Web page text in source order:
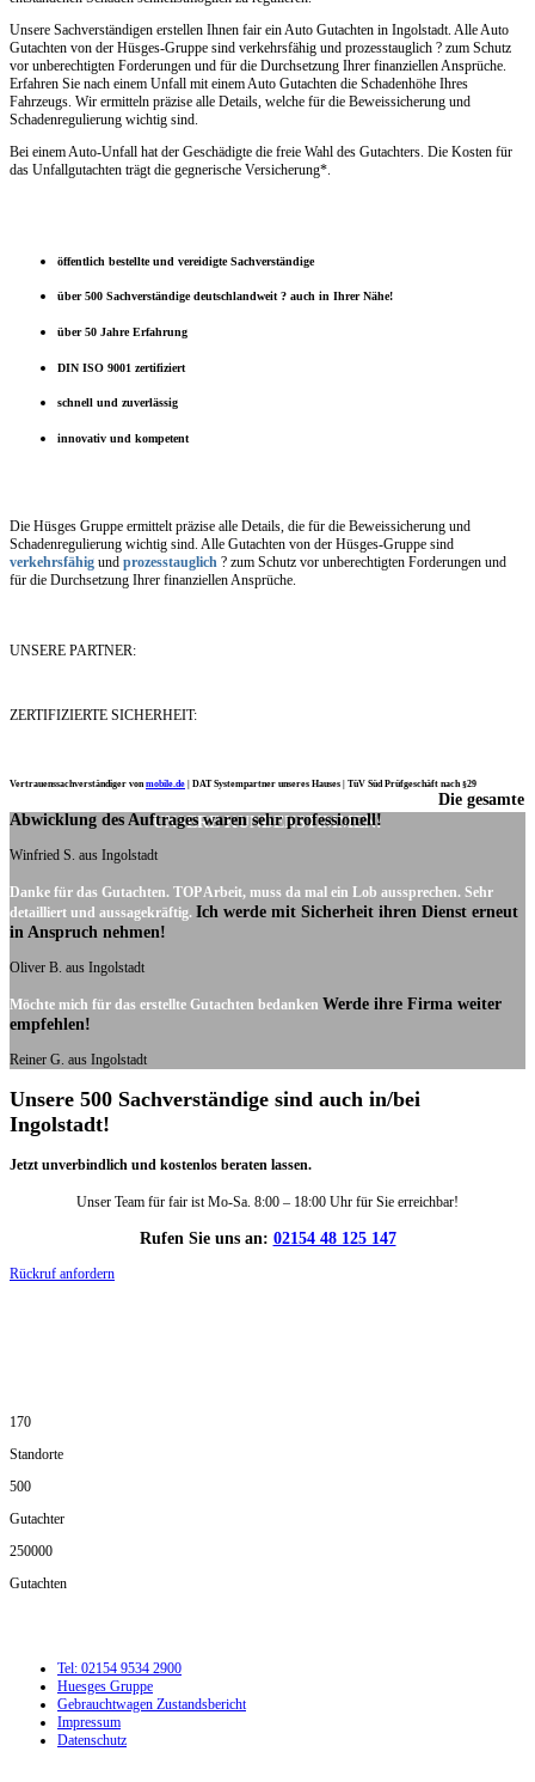
Unsere Sachverständigen erstellen Ihnen fair ein Auto Gutachten in Ingolstadt. Alle Auto
Gutachten von der Hüsges-Gruppe sind verkehrsfähig und prozesstauglich ? zum Schutz
vor unberechtigten Forderungen und für die Durchsetzung Ihrer finanziellen Ansprüche.
Erfahren Sie nach einem Unfall mit einem Auto Gutachten die Schadenhöhe Ihres
Fahrzeugs. Wir ermitteln präzise alle Details, welche für die Beweissicherung und
Schadenregulierung wichtig sind.
Bei einem Auto-Unfall hat der Geschädigte die freie Wahl des Gutachters. Die Kosten für
das Unfallgutachten trägt die gegnerische Versicherung*.
öffentlich bestellte und vereidigte Sachverständige
über 500 Sachverständige deutschlandweit ? auch in Ihrer Nähe!
über 50 Jahre Erfahrung
DIN ISO 9001 zertifiziert
schnell und zuverlässig
innovativ und kompetent
Die Hüsges Gruppe ermittelt präzise alle Details, die für die Beweissicherung und
Schadenregulierung wichtig sind. Alle Gutachten von der Hüsges-Gruppe sind
verkehrsfähig und prozesstauglich ? zum Schutz vor unberechtigten Forderungen und
für die Durchsetzung Ihrer finanziellen Ansprüche.
UNSERE PARTNER:
ZERTIFIZIERTE SICHERHEIT:
Vertrauenssachverständiger vonmobile.de DAT Systempartner unseres Hauses | TüV Süd Prüfgeschäft nach §29
UNSERE KUNDENSTIMMEN:
Die gesamte
Abwicklung des Auftrages waren sehr professionell!
Winfried S. aus Ingolstadt
Danke für das Gutachten. TOP Arbeit, muss da mal ein Lob aussprechen. Sehr
detailliert und aussagekräftig. Ich werde mit Sicherheit ihren Dienst erneut
in Anspruch nehmen!
Oliver B. aus Ingolstadt
Möchte mich für das erstellte Gutachten bedanken Werde ihre Firma weiter
empfehlen!
Reiner G. aus Ingolstadt
Unsere 500 Sachverständige sind auch in/bei
Ingolstadt!
Jetzt unverbindlich und kostenlos beraten lassen.
Unser Team für fair ist Mo-Sa. 8:00 – 18:00 Uhr für Sie erreichbar!
Rufen Sie uns an: 02154 48 125 147
Rückruf anfordern
170
Standorte
500
Gutachter
250000
Gutachten
Tel: 02154 9534 2900
Huesges Gruppe
Gebrauchtwagen Zustandsbericht
Impressum
Datenschutz